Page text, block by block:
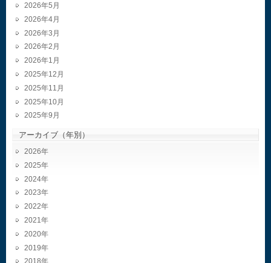
2026年5月
2026年4月
2026年3月
2026年2月
2026年1月
2025年12月
2025年11月
2025年10月
2025年9月
アーカイブ（年別）
2026
2025
2024
2023
2022
2021
2020
2019